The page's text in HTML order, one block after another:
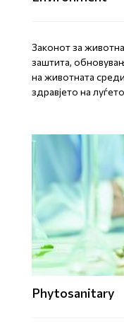
Законот за
заштита,
на животната
здравјето на
Phytosanitary